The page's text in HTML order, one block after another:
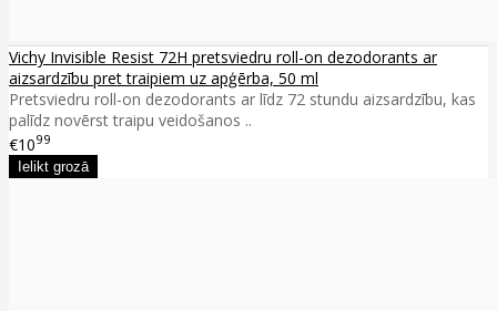
Vichy Invisible Resist 72H pretsviedru roll-on dezodorants ar
aizsardzību pret traipiem uz apģērba, 50 ml
Pretsviedru roll-on dezodorants ar līdz 72 stundu aizsardzību, kas
palīdz novērst traipu veidošanos ..
€1099